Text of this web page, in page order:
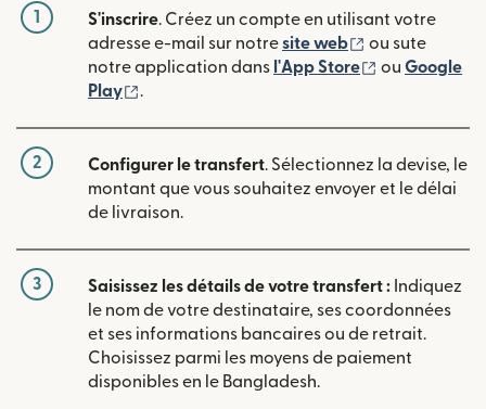
1 S'inscrire. Créez un compte en utilisant votre
adresse e-mail sur notresite web (s'ouvre dans
ou sute
notre application dans l'App Store (s'ouvre
ou Google
Play
(s'ouvre dans une nouvelle fenêtre)
.
2 Configurer le transfert. Sélectionnez la devise, le
montant que vous souhaitez envoyer et le délai
de livraison.
3 Saisissez les détails de votre transfert : Indiquez
le nom de votre destinataire, ses coordonnées
et ses informations bancaires ou de retrait.
Choisissez parmi les moyens de paiement
disponibles en le Bangladesh.